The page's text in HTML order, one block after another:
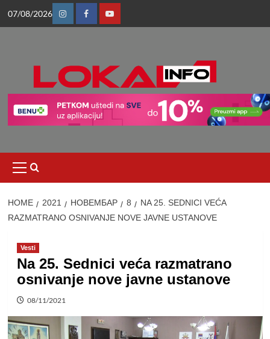
07/08/2026
InstagramFacebookYoutube
Menu
HOME 2021 НОВЕМБАР 8
NA 25. SEDNICI VEĆA
RAZMATRANO OSNIVANJE NOVE JAVNE USTANOVE
Vesti
Na 25. Sednici veća razmatrano
osnivanje nove javne ustanove
08/11/2021